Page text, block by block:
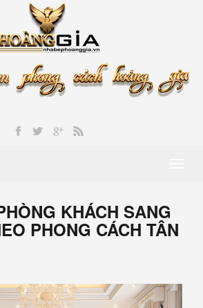
KHÁCH SANG
PHONG CÁCH TÂN